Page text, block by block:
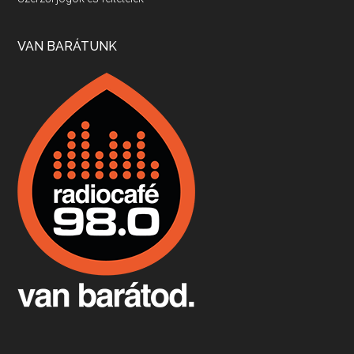
Apr 17, 2026 • 00:35:38
Boston, teadélután, bab és homár
Apr 9, 2026 • 00:37:17
Fermentáljunk, a testünk meghálálja!
Apr 3, 2026 • 00:36:07
VAN BARÁTUNK